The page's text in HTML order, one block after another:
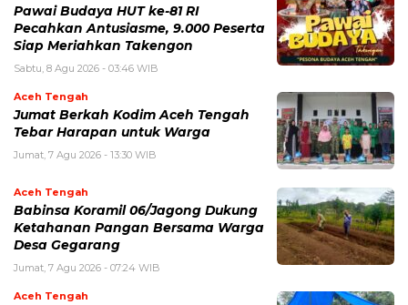
Pawai Budaya HUT ke-81 RI
Pecahkan Antusiasme, 9.000 Peserta
Siap Meriahkan Takengon
Sabtu, 8 Agu 2026 - 03:46 WIB
Aceh Tengah
Jumat Berkah Kodim Aceh Tengah
Tebar Harapan untuk Warga
Jumat, 7 Agu 2026 - 13:30 WIB
Aceh Tengah
‎Babinsa Koramil 06/Jagong Dukung
Ketahanan Pangan Bersama Warga
Desa Gegarang
Jumat, 7 Agu 2026 - 07:24 WIB
Aceh Tengah